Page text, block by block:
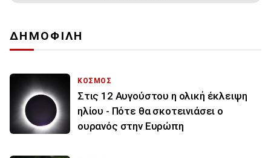
ΔΗΜΟΦΙΛΗ
ΚΟΣΜΟΣ
Στις 12 Αυγούστου η ολική έκλειψη
ηλίου - Πότε θα σκοτεινιάσει ο
ουρανός στην Ευρώπη